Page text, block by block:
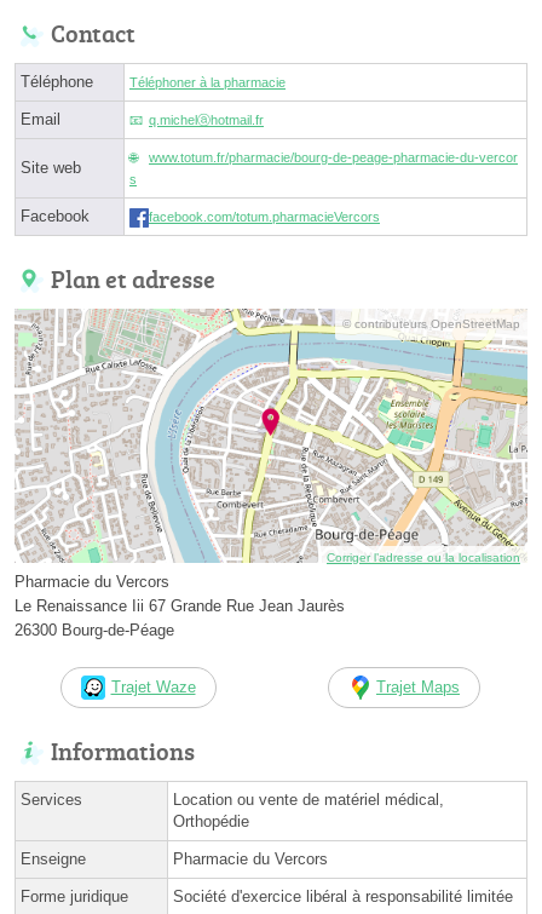
Contact
Téléphone Téléphoner à la pharmacie
Email q.michelⓐhotmail.fr
Site web
www.totum.fr/pharmacie/bourg-de-peage-pharmacie-du-vercor
s
Facebook facebook.com/totum.pharmacieVercors
Plan et adresse
© contributeurs OpenStreetMap
Corriger l’adresse ou la localisation
Pharmacie du Vercors
Le Renaissance Iii 67 Grande Rue Jean Jaurès
26300 Bourg-de-Péage
Trajet Waze Trajet Maps
Informations
Services
Location ou vente de matériel médical,
Orthopédie
Enseigne Pharmacie du Vercors
Forme juridique Société d'exercice libéral à responsabilité limitée